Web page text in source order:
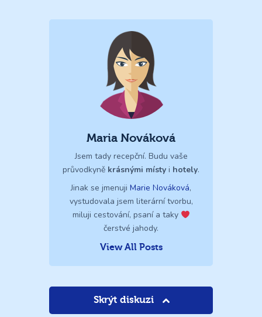
Maria Nováková
Jsem tady recepční. Budu vaše
průvodkyně krásnými místy i hotely.
Jinak se jmenuji Marie Nováková,
vystudovala jsem literární tvorbu,
miluji cestování, psaní a taky
čerstvé jahody.
View All Posts
Skrýt diskuzi